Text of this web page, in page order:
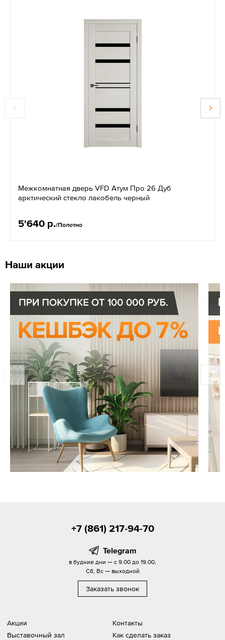
Межкомнатная дверь VFD Атум Про 26 Дуб
арктический стекло лакобель черный
5'640 р./Полотно
Наши акции
Акции
Выставочный зал
Контакты
Как сделать заказ
+7 (861) 217-94-70
Telegram
в будние дни — с 9.00 до 19.00,
Сб, Вс — выходной
Заказать звонок